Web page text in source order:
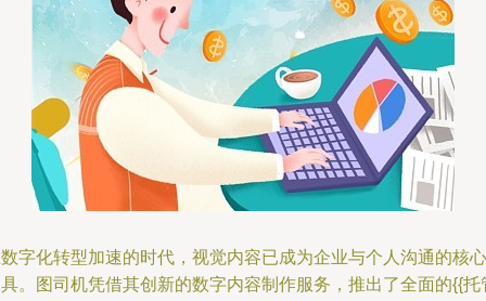
字化转型加速的时代，视觉内容已成为企业与个人沟通的核心
。图司机凭借其创新的数字内容制作服务，推出了全面的{{托